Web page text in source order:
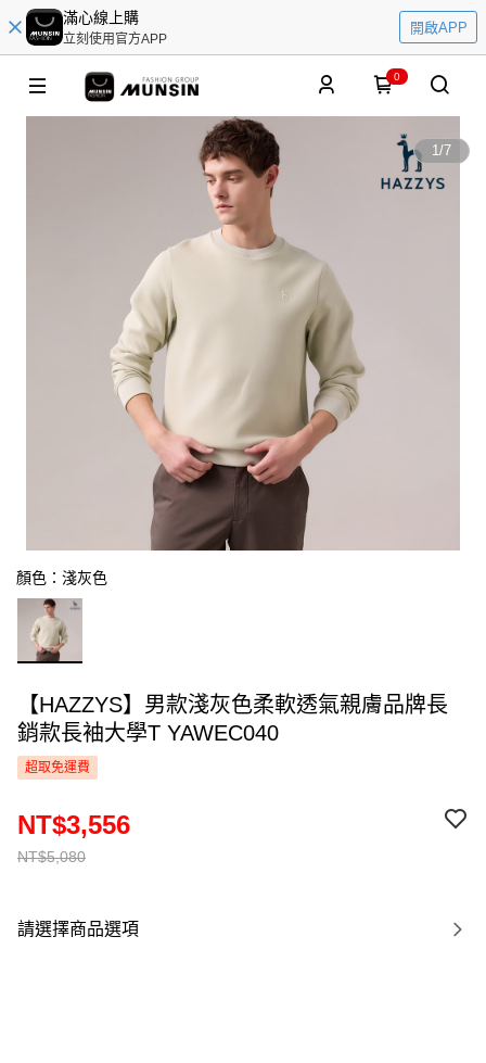
滿心線上購
立刻使用官方APP
開啟APP
0
1/7
顏色：淺灰色
【HAZZYS】男款淺灰色柔軟透氣親膚品牌長
銷款長袖大學T YAWEC040
超取免運費
NT$5,080
NT$3,556
請選擇商品選項